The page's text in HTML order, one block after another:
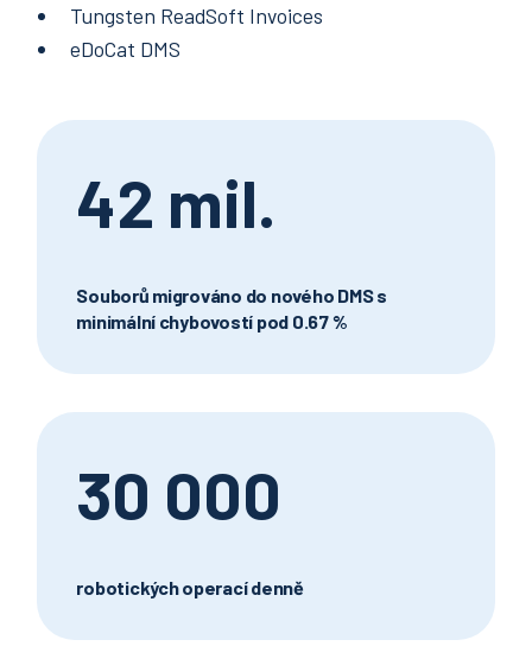
Tungsten ReadSoft Invoices
eDoCat DMS
42 mil.
Souborů migrováno do nového DMS s
minimální chybovostí pod 0.67 %
30 000
robotických operací denně